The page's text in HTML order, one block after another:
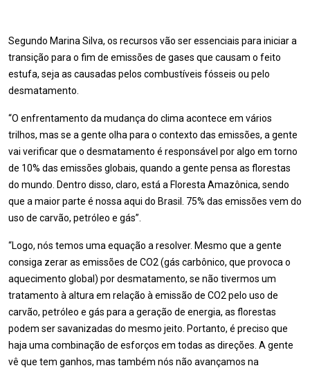
Segundo Marina Silva, os recursos vão ser essenciais para iniciar a
transição para o fim de emissões de gases que causam o feito
estufa, seja as causadas pelos combustíveis fósseis ou pelo
desmatamento.
“O enfrentamento da mudança do clima acontece em vários
trilhos, mas se a gente olha para o contexto das emissões, a gente
vai verificar que o desmatamento é responsável por algo em torno
de 10% das emissões globais, quando a gente pensa as florestas
do mundo. Dentro disso, claro, está a Floresta Amazônica, sendo
que a maior parte é nossa aqui do Brasil. 75% das emissões vem do
uso de carvão, petróleo e gás”.
“Logo, nós temos uma equação a resolver. Mesmo que a gente
consiga zerar as emissões de CO2 (gás carbônico, que provoca o
aquecimento global) por desmatamento, se não tivermos um
tratamento à altura em relação à emissão de CO2 pelo uso de
carvão, petróleo e gás para a geração de energia, as florestas
podem ser savanizadas do mesmo jeito. Portanto, é preciso que
haja uma combinação de esforços em todas as direções. A gente
vê que tem ganhos, mas também nós não avançamos na